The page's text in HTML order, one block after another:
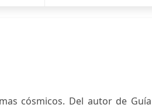
cósmicos. Del autor de Guía